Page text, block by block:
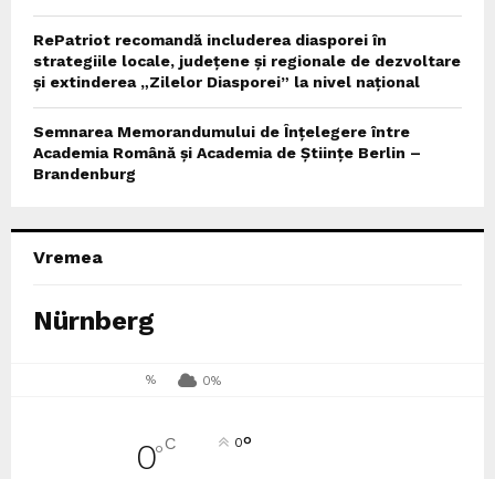
RePatriot recomandă includerea diasporei în
strategiile locale, județene și regionale de dezvoltare
și extinderea „Zilelor Diasporei” la nivel național
Semnarea Memorandumului de Înțelegere între
Academia Română și Academia de Științe Berlin –
Brandenburg
Vremea
Nürnberg
% 0%
0°C 0°